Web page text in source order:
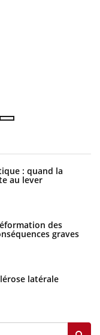
: quand la
au lever
des
graves
latérale